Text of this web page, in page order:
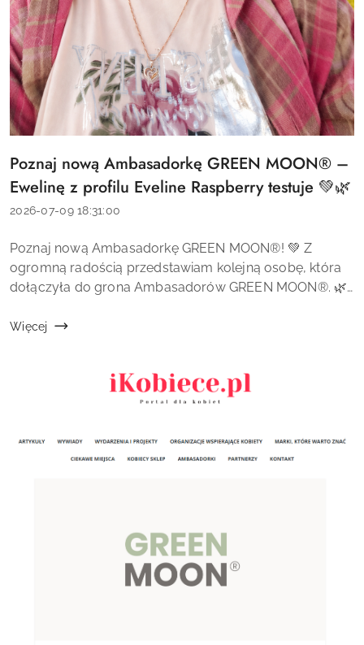
Tytuł
artykułu:
Poznaj nową Ambasadorkę GREEN MOON® –
Ewelinę z profilu Eveline Raspberry testuje 💚🌿
Data
2026-07-09 18:31:00
Treść
artykułu:
Poznaj nową Ambasadorkę GREEN MOON®! 💚 Z
ogromną radością przedstawiam kolejną osobę, która
dołączyła do grona Ambasadorów GREEN MOON®. 🌿
testuje, która z pasją dzieli się op...
Więcej